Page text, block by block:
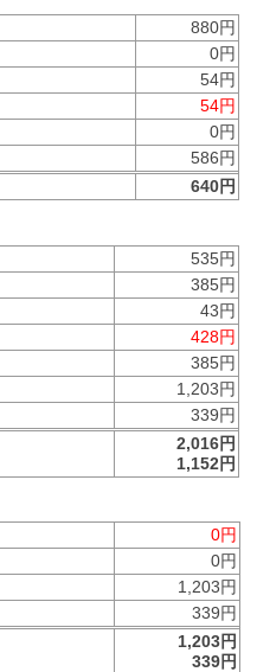
880円
0円
54円
54円
0円
586円
640円
535円
385円
43円
428円
385円
1,203円
339円
2,016円
1,152円
0円
0円
1,203円
339円
1,203円
339円